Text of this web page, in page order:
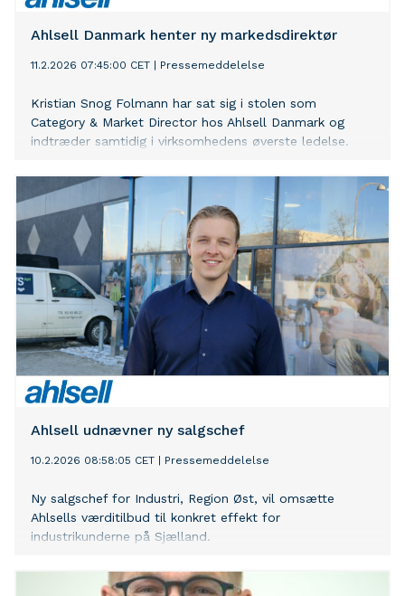
Ahlsell Danmark henter ny markedsdirektør
11.2.2026 07:45:00 CET Pressemeddelelse
Kristian Snog Folmann har sat sig i stolen som
Category & Market Director hos Ahlsell Danmark og
indtræder samtidig i virksomhedens øverste ledelse.
Ahlsell udnævner ny salgschef
10.2.2026 08:58:05 CET Pressemeddelelse
Ny salgschef for Industri, Region Øst, vil omsætte
Ahlsells værditilbud til konkret effekt for
industrikunderne på Sjælland.